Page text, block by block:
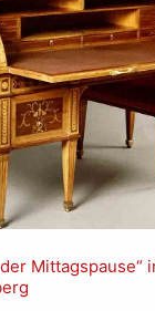
Mittagspause“